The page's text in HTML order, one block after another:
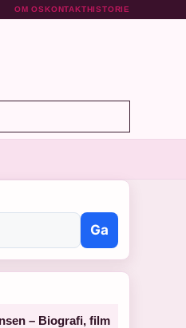
OM OSKONTAKTHISTORIE
Ga
– Biografi, film